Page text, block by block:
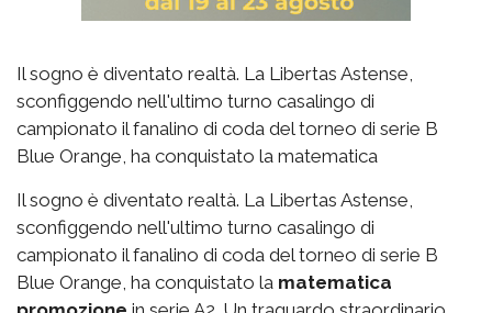
Il sogno è diventato realtà. La Libertas Astense,
sconfiggendo nell'ultimo turno casalingo di
campionato il fanalino di coda del torneo di serie B
Blue Orange, ha conquistato la matematica
Il sogno è diventato realtà. La Libertas Astense,
sconfiggendo nell'ultimo turno casalingo di
campionato il fanalino di coda del torneo di serie B
Blue Orange, ha conquistato la matematica